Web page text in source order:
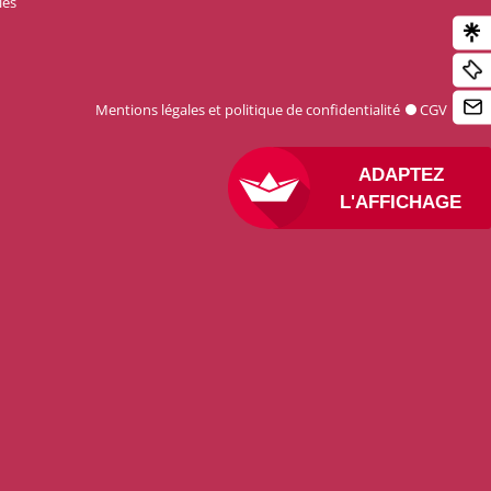
ADAPTEZ
L'AFFICHAGE
Mentions légales et politique de confidentialité CGV